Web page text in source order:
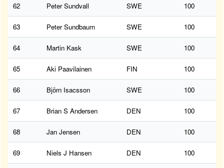
62 Peter Sundvall SWE 100
63 Peter Sundbaum SWE 100
64 Martin Kask SWE 100
65 Aki Paavilainen FIN 100
66 Björn Isacsson SWE 100
67 Brian S Andersen DEN 100
68 Jan Jensen DEN 100
69 Niels J Hansen DEN 100